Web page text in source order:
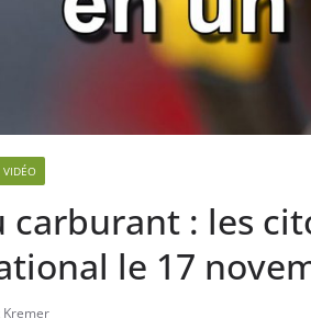
VIDÉO
carburant : les
le 17
Kremer